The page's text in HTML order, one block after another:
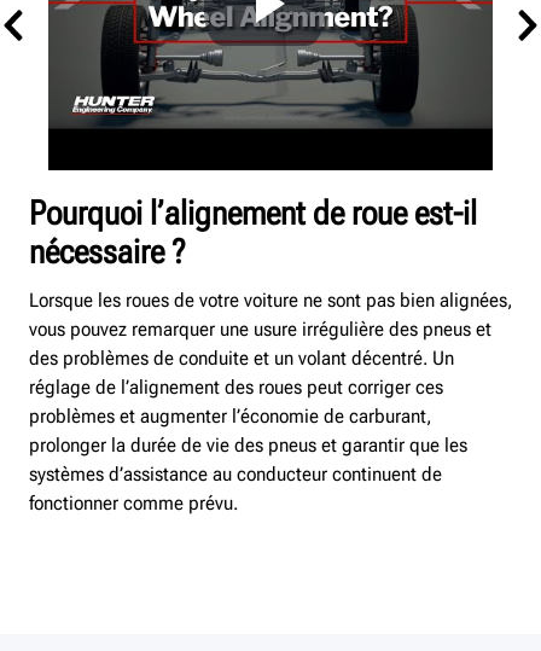
Pourquoi l’alignement de roue est-il
nécessaire ?
Lorsque les roues de votre voiture ne sont pas bien alignées,
vous pouvez remarquer une usure irrégulière des pneus et
des problèmes de conduite et un volant décentré. Un
réglage de l’alignement des roues peut corriger ces
problèmes et augmenter l’économie de carburant,
prolonger la durée de vie des pneus et garantir que les
systèmes d’assistance au conducteur continuent de
fonctionner comme prévu.